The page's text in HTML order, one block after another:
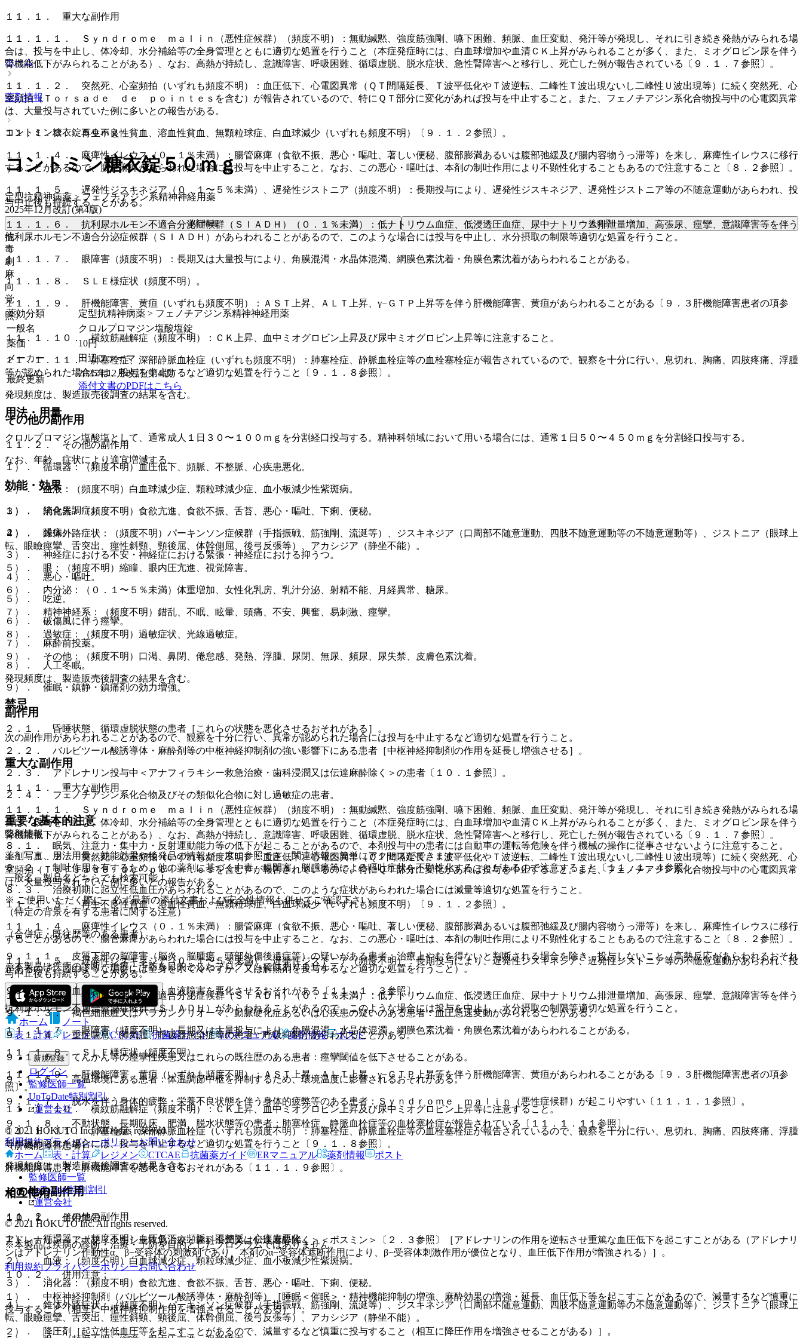
１１．１． 重大な副作用
１１．１．１． Ｓｙｎｄｒｏｍｅ ｍａｌｉｎ（悪性症候群）（頻度不明）：無動緘黙、強度筋強剛、嚥下困難、頻脈、血圧変動、発汗等が発現し、それに引き続き発熱がみられる場
合は、投与を中止し、体冷却、水分補給等の全身管理とともに適切な処置を行うこと（本症発症時には、白血球増加や血清ＣＫ上昇がみられることが多く、また、ミオグロビン尿を伴う
腎機能低下がみられることがある）、なお、高熱が持続し、意識障害、呼吸困難、循環虚脱、脱水症状、急性腎障害へと移行し、死亡した例が報告されている〔９．１．７参照〕。
１１．１．２． 突然死、心室頻拍（いずれも頻度不明）：血圧低下、心電図異常（ＱＴ間隔延長、Ｔ波平低化やＴ波逆転、二峰性Ｔ波出現ないし二峰性Ｕ波出現等）に続く突然死、心
室頻拍（Ｔｏｒｓａｄｅ ｄｅ ｐｏｉｎｔｅｓを含む）が報告されているので、特にＱＴ部分に変化があれば投与を中止すること。また、フェノチアジン系化合物投与中の心電図異常
は、大量投与されていた例に多いとの報告がある。
１１．１．３． 再生不良性貧血、溶血性貧血、無顆粒球症、白血球減少（いずれも頻度不明）〔９．１．２参照〕。
１１．１．４． 麻痺性イレウス（０．１％未満）：腸管麻痺（食欲不振、悪心・嘔吐、著しい便秘、腹部膨満あるいは腹部弛緩及び腸内容物うっ滞等）を来し、麻痺性イレウスに移行
することがあるので、腸管麻痺があらわれた場合には投与を中止すること。なお、この悪心・嘔吐は、本剤の制吐作用により不顕性化することもあるので注意すること〔８．２参照〕。
１１．１．５． 遅発性ジスキネジア（０．１〜５％未満）、遅発性ジストニア（頻度不明）：長期投与により、遅発性ジスキネジア、遅発性ジストニア等の不随意運動があらわれ、投
与中止後も持続することがある。
１１．１．６． 抗利尿ホルモン不適合分泌症候群（ＳＩＡＤＨ）（０．１％未満）：低ナトリウム血症、低浸透圧血症、尿中ナトリウム排泄量増加、高張尿、痙攣、意識障害等を伴う
抗利尿ホルモン不適合分泌症候群（ＳＩＡＤＨ）があらわれることがあるので、このような場合には投与を中止し、水分摂取の制限等適切な処置を行うこと。
１１．１．７． 眼障害（頻度不明）：長期又は大量投与により、角膜混濁・水晶体混濁、網膜色素沈着・角膜色素沈着があらわれることがある。
１１．１．８． ＳＬＥ様症状（頻度不明）。
１１．１．９． 肝機能障害、黄疸（いずれも頻度不明）：ＡＳＴ上昇、ＡＬＴ上昇、γ−ＧＴＰ上昇等を伴う肝機能障害、黄疸があらわれることがある〔９．３肝機能障害患者の項参
照〕。
１１．１．１０． 横紋筋融解症（頻度不明）：ＣＫ上昇、血中ミオグロビン上昇及び尿中ミオグロビン上昇等に注意すること。
１１．１．１１． 肺塞栓症、深部静脈血栓症（いずれも頻度不明）：肺塞栓症、静脈血栓症等の血栓塞栓症が報告されているので、観察を十分に行い、息切れ、胸痛、四肢疼痛、浮腫
等が認められた場合には、投与を中止するなど適切な処置を行うこと〔９．１．８参照〕。
発現頻度は、製造販売後調査の結果を含む。
その他の副作用
１１．２． その他の副作用
１）． 循環器：（頻度不明）血圧低下、頻脈、不整脈、心疾患悪化。
２）． 血液：（頻度不明）白血球減少症、顆粒球減少症、血小板減少性紫斑病。
３）． 消化器：（頻度不明）食欲亢進、食欲不振、舌苔、悪心・嘔吐、下痢、便秘。
４）． 錐体外路症状：（頻度不明）パーキンソン症候群（手指振戦、筋強剛、流涎等）、ジスキネジア（口周部不随意運動、四肢不随意運動等の不随意運動等）、ジストニア（眼球上
転、眼瞼痙攣、舌突出、痙性斜頸、頸後屈、体幹側屈、後弓反張等）、アカシジア（静坐不能）。
５）． 眼：（頻度不明）縮瞳、眼内圧亢進、視覚障害。
６）． 内分泌：（０．１〜５％未満）体重増加、女性化乳房、乳汁分泌、射精不能、月経異常、糖尿。
７）． 精神神経系：（頻度不明）錯乱、不眠、眩暈、頭痛、不安、興奮、易刺激、痙攣。
８）． 過敏症：（頻度不明）過敏症状、光線過敏症。
９）． その他：（頻度不明）口渇、鼻閉、倦怠感、発熱、浮腫、尿閉、無尿、頻尿、尿失禁、皮膚色素沈着。
発現頻度は、製造販売後調査の結果を含む。
禁忌
２．１． 昏睡状態、循環虚脱状態の患者［これらの状態を悪化させるおそれがある］。
２．２． バルビツール酸誘導体・麻酔剤等の中枢神経抑制剤の強い影響下にある患者［中枢神経抑制剤の作用を延長し増強させる］。
２．３． アドレナリン投与中＜アナフィラキシー救急治療・歯科浸潤又は伝達麻酔除く＞の患者〔１０．１参照〕。
２．４． フェノチアジン系化合物及びその類似化合物に対し過敏症の患者。
重要な基本的注意
８．１． 眠気、注意力・集中力・反射運動能力等の低下が起こることがあるので、本剤投与中の患者には自動車の運転等危険を伴う機械の操作に従事させないように注意すること。
８．２． 制吐作用を有するため、他の薬剤に基づく中毒、腸閉塞、脳腫瘍等による嘔吐症状を不顕性化することがあるので注意すること〔１１．１．４参照〕。
８．３． 治療初期に起立性低血圧があらわれることがあるので、このような症状があらわれた場合には減量等適切な処置を行うこと。
（特定の背景を有する患者に関する注意）
（合併症・既往歴等のある患者）
９．１．１． 皮質下部の脳障害（脳炎、脳腫瘍、頭部外傷後遺症等）の疑いがある患者：治療上やむを得ないと判断される場合を除き、投与しないこと（高熱反応があらわれるおそれ
があるので、このような場合には全身を氷で冷やすか、又は解熱剤を投与するなど適切な処置を行うこと）。
９．１．２． 血液障害のある患者：血液障害を悪化させるおそれがある〔１１．１．３参照〕。
９．１．３． 褐色細胞腫又はパラガングリオーマ、動脈硬化症あるいは心疾患の疑いのある患者：血圧急速変動がみられることがある。
９．１．４． 重症喘息、肺気腫、呼吸器感染症等の患者：呼吸抑制があらわれることがある。
９．１．５． てんかん等の痙攣性疾患又はこれらの既往歴のある患者：痙攣閾値を低下させることがある。
９．１．６． 高温環境にある患者：体温調節中枢を抑制するため、環境温度に影響されるおそれがある。
９．１．７． 脱水を伴う身体的疲弊・栄養不良状態を伴う身体的疲弊等のある患者：Ｓｙｎｄｒｏｍｅ ｍａｌｉｎ（悪性症候群）が起こりやすい〔１１．１．１参照〕。
９．１．８． 不動状態、長期臥床、肥満、脱水状態等の患者：肺塞栓症、静脈血栓症等の血栓塞栓症が報告されている〔１１．１．１１参照〕。
（肝機能障害患者）
肝機能障害患者：肝機能障害を悪化させるおそれがある〔１１．１．９参照〕。
相互作用
１０．１． 併用禁忌：
アドレナリン＜アナフィラキシー救急治療・歯科浸潤又は伝達麻酔除く＞＜ボスミン＞〔２．３参照〕［アドレナリンの作用を逆転させ重篤な血圧低下を起こすことがある（アドレナリ
ンはアドレナリン作動性α、β−受容体の刺激剤であり、本剤のα−受容体遮断作用により、β−受容体刺激作用が優位となり、血圧低下作用が増強される）］。
１０．２． 併用注意：
１）． 中枢神経抑制剤（バルビツール酸誘導体・麻酔剤等）［睡眠＜催眠＞・精神機能抑制の増強、麻酔効果の増強・延長、血圧低下等を起こすことがあるので、減量するなど慎重に
投与すること（相互に中枢神経抑制作用を増強させることがある）］。
２）． 降圧剤［起立性低血圧等を起こすことがあるので、減量するなど慎重に投与すること（相互に降圧作用を増強させることがある）］。
ホーム
薬剤情報
コントミン糖衣錠５０ｍｇ
コントミン糖衣錠５０ｍｇ
定型抗精神病薬 > フェノチアジン系精神神経用薬
2025年12月改訂(第4版)
薬剤情報 後発品
他
毒
劇
麻
向
覚
薬効分類
定型抗精神病薬 > フェノチアジン系精神神経用薬
一般名
クロルプロマジン塩酸塩錠
薬価
10円
メーカー
田辺ファーマ
最終更新
2025年12月改訂(第4版)
添付文書のPDFはこちら
用法・用量
クロルプロマジン塩酸塩として、通常成人１日３０〜１００ｍｇを分割経口投与する。精神科領域において用いる場合には、通常１日５０〜４５０ｍｇを分割経口投与する。
なお、年齢、症状により適宜増減する。
効能・効果
１）． 統合失調症。
２）． 躁病。
３）． 神経症における不安・神経症における緊張・神経症における抑うつ。
４）． 悪心・嘔吐。
５）． 吃逆。
６）． 破傷風に伴う痙攣。
７）． 麻酔前投薬。
８）． 人工冬眠。
９）． 催眠・鎮静・鎮痛剤の効力増強。
副作用
次の副作用があらわれることがあるので、観察を十分に行い、異常が認められた場合には投与を中止するなど適切な処置を行うこと。
重大な副作用
１１．１． 重大な副作用
１１．１．１． Ｓｙｎｄｒｏｍｅ ｍａｌｉｎ（悪性症候群）（頻度不明）：無動緘黙、強度筋強剛、嚥下困難、頻脈、血圧変動、発汗等が発現し、それに引き続き発熱がみられる場
合は、投与を中止し、体冷却、水分補給等の全身管理とともに適切な処置を行うこと（本症発症時には、白血球増加や血清ＣＫ上昇がみられることが多く、また、ミオグロビン尿を伴う
腎機能低下がみられることがある）、なお、高熱が持続し、意識障害、呼吸困難、循環虚脱、脱水症状、急性腎障害へと移行し、死亡した例が報告されている〔９．１．７参照〕。
１１．１．２． 突然死、心室頻拍（いずれも頻度不明）：血圧低下、心電図異常（ＱＴ間隔延長、Ｔ波平低化やＴ波逆転、二峰性Ｔ波出現ないし二峰性Ｕ波出現等）に続く突然死、心
室頻拍（Ｔｏｒｓａｄｅ ｄｅ ｐｏｉｎｔｅｓを含む）が報告されているので、特にＱＴ部分に変化があれば投与を中止すること。また、フェノチアジン系化合物投与中の心電図異常
は、大量投与されていた例に多いとの報告がある。
１１．１．３． 再生不良性貧血、溶血性貧血、無顆粒球症、白血球減少（いずれも頻度不明）〔９．１．２参照〕。
１１．１．４． 麻痺性イレウス（０．１％未満）：腸管麻痺（食欲不振、悪心・嘔吐、著しい便秘、腹部膨満あるいは腹部弛緩及び腸内容物うっ滞等）を来し、麻痺性イレウスに移行
することがあるので、腸管麻痺があらわれた場合には投与を中止すること。なお、この悪心・嘔吐は、本剤の制吐作用により不顕性化することもあるので注意すること〔８．２参照〕。
１１．１．５． 遅発性ジスキネジア（０．１〜５％未満）、遅発性ジストニア（頻度不明）：長期投与により、遅発性ジスキネジア、遅発性ジストニア等の不随意運動があらわれ、投
与中止後も持続することがある。
１１．１．６． 抗利尿ホルモン不適合分泌症候群（ＳＩＡＤＨ）（０．１％未満）：低ナトリウム血症、低浸透圧血症、尿中ナトリウム排泄量増加、高張尿、痙攣、意識障害等を伴う
抗利尿ホルモン不適合分泌症候群（ＳＩＡＤＨ）があらわれることがあるので、このような場合には投与を中止し、水分摂取の制限等適切な処置を行うこと。
１１．１．７． 眼障害（頻度不明）：長期又は大量投与により、角膜混濁・水晶体混濁、網膜色素沈着・角膜色素沈着があらわれることがある。
１１．１．８． ＳＬＥ様症状（頻度不明）。
１１．１．９． 肝機能障害、黄疸（いずれも頻度不明）：ＡＳＴ上昇、ＡＬＴ上昇、γ−ＧＴＰ上昇等を伴う肝機能障害、黄疸があらわれることがある〔９．３肝機能障害患者の項参
照〕。
１１．１．１０． 横紋筋融解症（頻度不明）：ＣＫ上昇、血中ミオグロビン上昇及び尿中ミオグロビン上昇等に注意すること。
１１．１．１１． 肺塞栓症、深部静脈血栓症（いずれも頻度不明）：肺塞栓症、静脈血栓症等の血栓塞栓症が報告されているので、観察を十分に行い、息切れ、胸痛、四肢疼痛、浮腫
等が認められた場合には、投与を中止するなど適切な処置を行うこと〔９．１．８参照〕。
発現頻度は、製造販売後調査の結果を含む。
その他の副作用
１１．２． その他の副作用
１）． 循環器：（頻度不明）血圧低下、頻脈、不整脈、心疾患悪化。
２）． 血液：（頻度不明）白血球減少症、顆粒球減少症、血小板減少性紫斑病。
３）． 消化器：（頻度不明）食欲亢進、食欲不振、舌苔、悪心・嘔吐、下痢、便秘。
４）． 錐体外路症状：（頻度不明）パーキンソン症候群（手指振戦、筋強剛、流涎等）、ジスキネジア（口周部不随意運動、四肢不随意運動等の不随意運動等）、ジストニア（眼球上
転、眼瞼痙攣、舌突出、痙性斜頸、頸後屈、体幹側屈、後弓反張等）、アカシジア（静坐不能）。
薬剤情報
薬剤写真、用法用量、効能効果や後発品の情報が一度に参照でき、関連情報へ簡単にアクセスができます。
一般名、製品名どちらでも検索可能！
※ ご使用いただく際に、必ず最新の添付文書および安全性情報も併せてご確認下さい。
※本製品は疾病の診断・治療・予防を目的としたプログラムではありません。
ホーム
ノート
表・計算
レジメン CTCAE 抗菌薬ガイド ERマニュアル 薬剤情報 ポスト
新規登録
ログイン
監修医師一覧
UpToDate特別割引
運営会社
© 2021 HOKUTO Inc. All rights reserved.
利用規約プライバシーポリシーお問い合わせ
ホーム
表・計算 レジメン CTCAE 抗菌薬ガイド ERマニュアル 薬剤情報 ポスト
監修医師一覧
UpToDate特別割引
運営会社
© 2021 HOKUTO Inc. All rights reserved.
※本製品は疾病の診断・治療・予防を目的としたプログラムではありません。
利用規約プライバシーポリシーお問い合わせ